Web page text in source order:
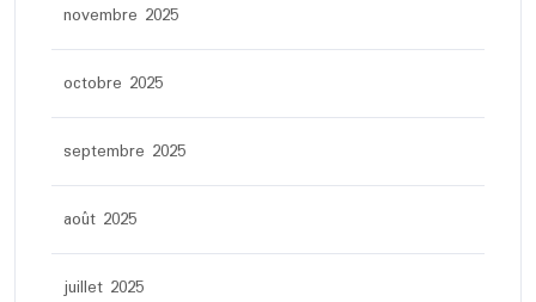
novembre 2025
octobre 2025
septembre 2025
août 2025
juillet 2025